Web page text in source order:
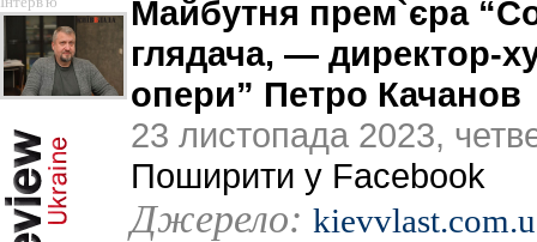
Майбутня прем`єра
глядача, — директор-
опери” Петро Качанов
23 листопада 2023,
Поширити у Facebook
Джерело: